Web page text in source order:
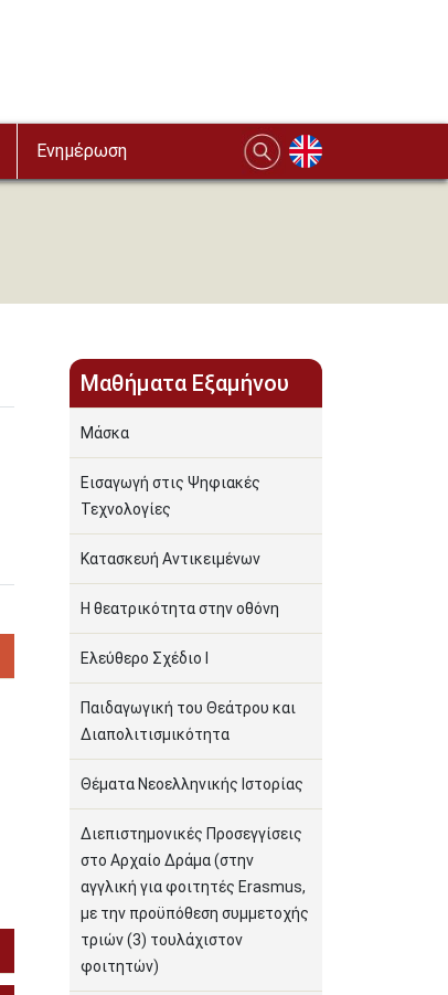
Ενημέρωση
Μαθήματα Εξαμήνου
Μάσκα
Εισαγωγή στις Ψηφιακές
Τεχνολογίες
Κατασκευή Αντικειμένων
Η θεατρικότητα στην οθόνη
Ελεύθερο Σχέδιο Ι
Παιδαγωγική του Θεάτρου και
Διαπολιτισμικότητα
Θέματα Νεοελληνικής Ιστορίας
Διεπιστημονικές Προσεγγίσεις
στο Αρχαίο Δράμα (στην
αγγλική για φοιτητές Erasmus,
με την προϋπόθεση συμμετοχής
τριών (3) τουλάχιστον
φοιτητών)